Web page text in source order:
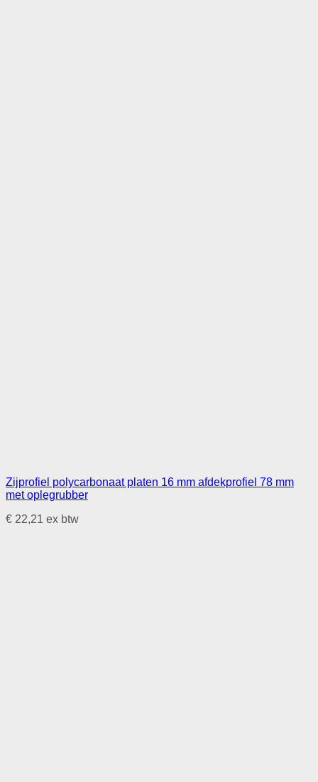
Zijprofiel polycarbonaat platen 16 mm afdekprofiel 78 mm
met oplegrubber
€ 22,21 ex btw